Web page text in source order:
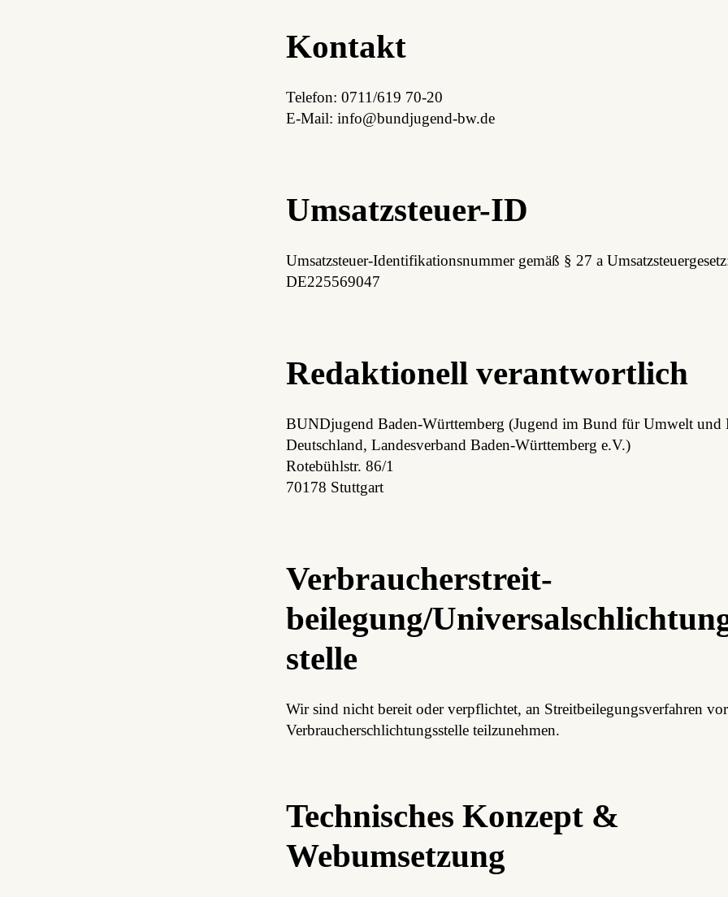
Kontakt
Telefon: 0711/619 70-20
E-Mail: ed.wb-dnegujdnub@ofni
Umsatzsteuer-ID
Umsatzsteuer-Identifikationsnummer gemäß § 27 a
DE225569047
Redaktionell verantwortlich
BUND­ju­gend Baden-Württemberg (Ju­gend im Bund für Um­welt und
Deutsch­land, Landesverband Baden-Württemberg e.V.)
Rotebühlstr. 86/1
70178 Stuttgart
Verbraucher­streit­
beilegung/
stelle
Wir sind nicht bereit oder verpflichtet, an Streitbeilegungsverfahren
Verbraucherschlichtungsstelle teilzunehmen.
Technisches Konzept &
Webumsetzung